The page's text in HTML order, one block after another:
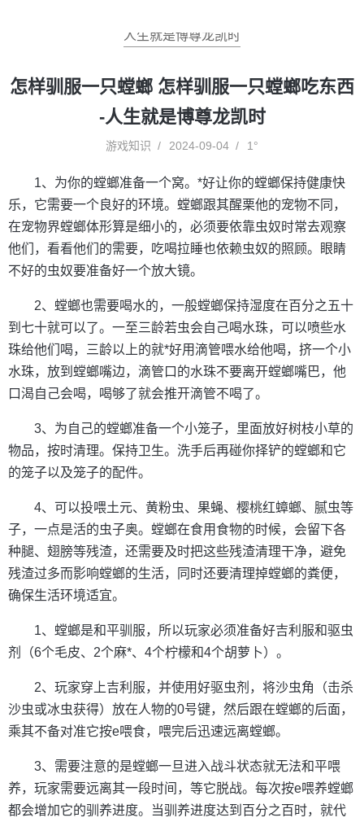
人生就是博尊龙凯时
怎样驯服一只螳螂 怎样驯服一只螳螂吃东西
-人生就是博尊龙凯时
游戏知识 2024-09-04 1°
1、为你的螳螂准备一个窝。*好让你的螳螂保持健康快
乐，它需要一个良好的环境。螳螂跟其醒栗他的宠物不同，
在宠物界螳螂体形算是细小的，必须要依靠虫奴时常去观察
他们，看看他们的需要，吃喝拉睡也依赖虫奴的照顾。眼睛
不好的虫奴要准备好一个放大镜。
2、螳螂也需要喝水的，一般螳螂保持湿度在百分之五十
到七十就可以了。一至三龄若虫会自己喝水珠，可以喷些水
珠给他们喝，三龄以上的就*好用滴管喂水给他喝，挤一个小
水珠，放到螳螂嘴边，滴管口的水珠不要离开螳螂嘴巴，他
口渴自己会喝，喝够了就会推开滴管不喝了。
3、为自己的螳螂准备一个小笼子，里面放好树枝小草的
物品，按时清理。保持卫生。洗手后再碰你择铲的螳螂和它
的笼子以及笼子的配件。
4、可以投喂土元、黄粉虫、果蝇、樱桃红蟑螂、腻虫等
子，一点是活的虫子奥。螳螂在食用食物的时候，会留下各
种腿、翅膀等残渣，还需要及时把这些残渣清理干净，避免
残渣过多而影响螳螂的生活，同时还要清理掉螳螂的粪便，
确保生活环境适宜。
1、螳螂是和平驯服，所以玩家必须准备好吉利服和驱虫
剂（6个毛皮、2个麻*、4个柠檬和4个胡萝卜）。
2、玩家穿上吉利服，并使用好驱虫剂，将沙虫角（击杀
沙虫或冰虫获得）放在人物的0号键，然后跟在螳螂的后面，
乘其不备对准它按e喂食，喂完后迅速远离螳螂。
3、需要注意的是螳螂一旦进入战斗状态就无法和平喂
养，玩家需要远离其一段时间，等它脱战。每次按e喂养螳螂
都会增加它的驯养进度。当驯养进度达到百分之百时，就代